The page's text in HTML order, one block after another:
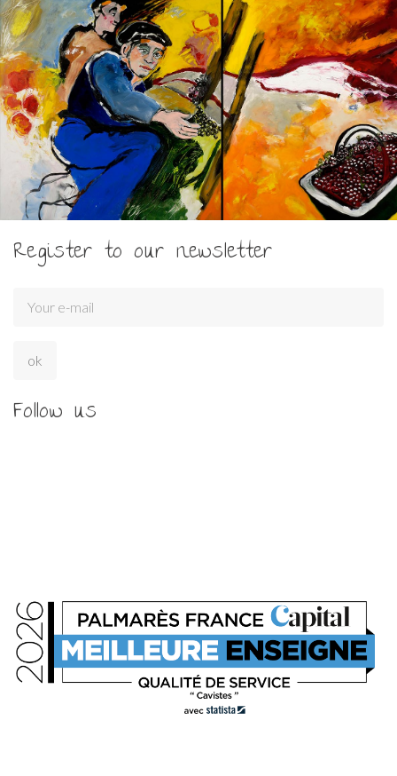
Register to our newsletter
Follow us